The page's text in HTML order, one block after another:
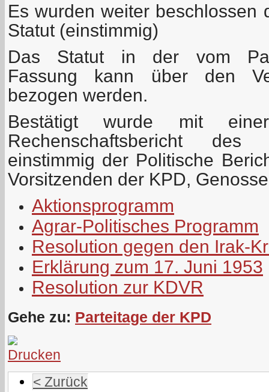
Es wurden weiter beschlossen
Statut (einstimmig)
Das Statut in der vom
Fassung kann über den
bezogen werden.
Bestätigt wurde mit
Rechenschaftsbericht des
einstimmig der Politische
Vorsitzenden der KPD,
Aktionsprogramm
Agrar-Politisches Programm
Resolution gegen den Irak-
Erklärung zum 17. Juni 1953
Resolution zur KDVR
Gehe zu: Parteitage der KPD
< Zurück